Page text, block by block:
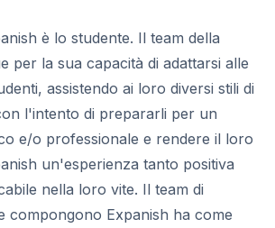
è lo studente. Il team della
per la sua capacità di adattarsi alle
assistendo ai loro diversi stili di
l'intento di prepararli per un
e/o professionale e rendere il loro
un'esperienza tanto positiva
nella loro vite. Il team di
compongono Expanish ha come